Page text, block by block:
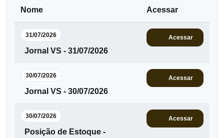
Nome Acessar
31/07/2026
Jornal VS - 31/07/2026
Acessar
30/07/2026
Jornal VS - 30/07/2026
Acessar
30/07/2026
Posição de Estoque -
Acessar